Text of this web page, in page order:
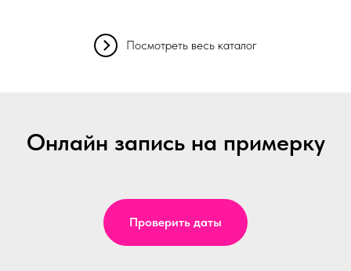
Посмотреть весь каталог
Онлайн запись на примерку
Проверить даты